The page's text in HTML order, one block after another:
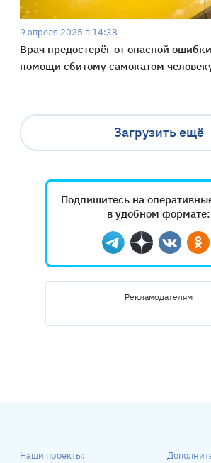
9 апреля 2025 в 14:38
Врач предостерёг от опасной
помощи сбитому самокатом
Загрузить ещё
Подпишитесь на
в удобном формате:
Telegram
Дзен
Рекламодателям
Наши проекты: